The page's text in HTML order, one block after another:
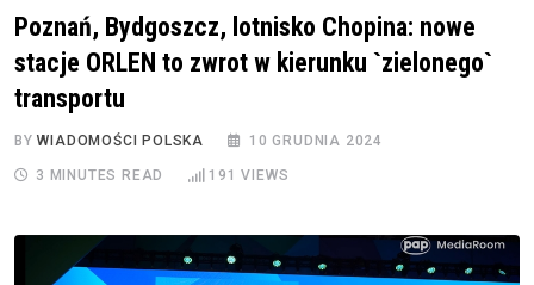
Poznań, Bydgoszcz, lotnisko Chopina: nowe
stacje ORLEN to zwrot w kierunku `zielonego`
transportu
BYWIADOMOŚCI POLSKA 10 GRUDNIA 2024
3 MINUTES READ 191 VIEWS